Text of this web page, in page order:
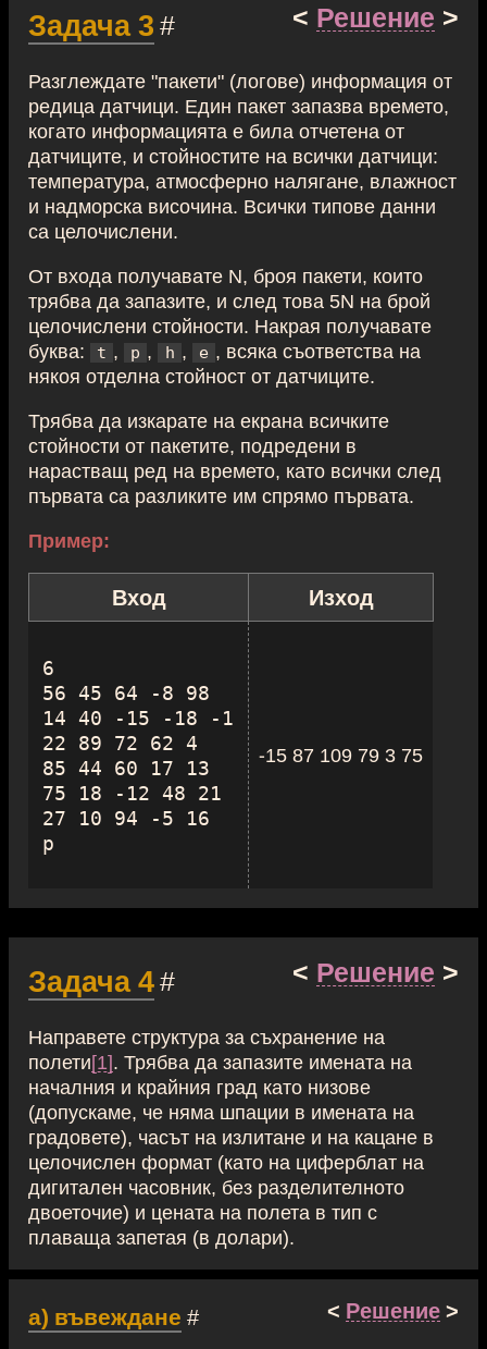
Задача 3 # < Решение >
Разглеждате "пакети" (логове) информация от
редица датчици. Един пакет запазва времето,
когато информацията е била отчетена от
датчиците, и стойностите на всички датчици:
температура, атмосферно налягане, влажност
и надморска височина. Всички типове данни
са целочислени.
От входа получавате N, броя пакети, които
трябва да запазите, и след това 5N на брой
целочислени стойности. Накрая получавате
буква:
t p h e
, всяка съответства на
някоя отделна стойност от датчиците.
Трябва да изкарате на екрана всичките
стойности от пакетите, подредени в
нарастващ ред на времето, като всички след
първата са разликите им спрямо първата.
Пример:
Вход Изход
6
56 45 64 -8 98
14 40 -15 -18 -1
22 89 72 62 4
85 44 60 17 13
75 18 -12 48 21
27 10 94 -5 16
-15 87 109 79 3 75
Задача 4# < Решение >
Направете структура за съхранение на
полети[1] . Трябва да запазите имената на
началния и крайния град като низове
(допускаме, че няма шпации в имената на
градовете), часът на излитане и на кацане в
целочислен формат (като на циферблат на
дигитален часовник, без разделителното
двоеточие) и цената на полета в тип с
плаваща запетая (в долари).
а) въвеждане # < Решение >